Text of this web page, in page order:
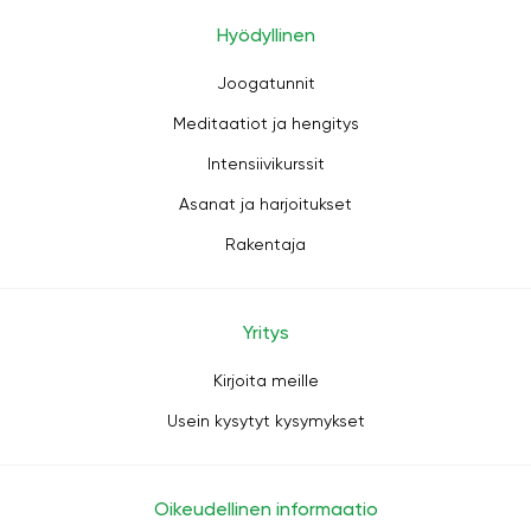
Hyödyllinen
Joogatunnit
Meditaatiot ja hengitys
Intensiivikurssit
Asanat ja harjoitukset
Rakentaja
Yritys
Kirjoita meille
Usein kysytyt kysymykset
Oikeudellinen informaatio